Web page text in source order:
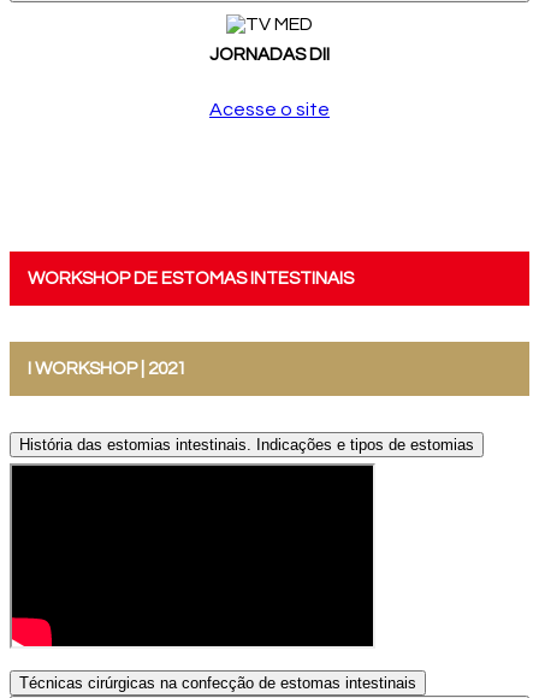
JORNADAS DII
Acesse o site
WORKSHOP DE ESTOMAS INTESTINAIS
I WORKSHOP | 2021
História das estomias intestinais. Indicações e tipos de estomias
Técnicas cirúrgicas na confecção de estomas intestinais